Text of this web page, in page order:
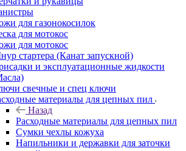
для газонокосилок
для мотокос
для мотокос
стартера (Канат запускной)
и эксплуатационные жидкости
свечные и спец ключи
материалы для цепных пил
Назад
Расходные материалы для цепных пил
Сумки чехлы кожуха
Напильники и державки для заточки